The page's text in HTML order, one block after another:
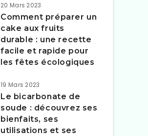
20 Mars 2023
Comment préparer un
cake aux fruits
durable : une recette
facile et rapide pour
les fêtes écologiques
19 Mars 2023
Le bicarbonate de
soude : découvrez ses
bienfaits, ses
utilisations et ses